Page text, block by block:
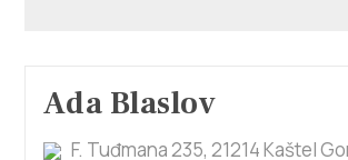
Ada Blaslov
F. Tuđmana 235, 21214 Kaštel